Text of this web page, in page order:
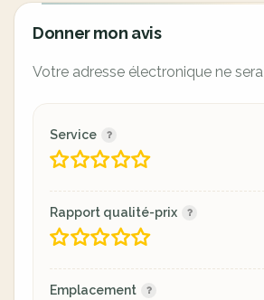
Donner mon avis
Votre adresse électronique ne
Service
Rapport qualité-prix
Emplacement